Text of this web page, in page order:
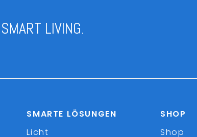
LIVING.
SMARTE LÖSUNGEN
Licht
SHOP
Shop